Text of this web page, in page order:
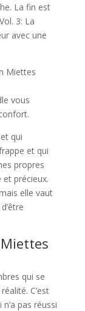
La fin est
3: La
avec une
Miettes
vous
qui
et qui
propres
précieux.
elle vaut
qui se
C’est
pas réussi